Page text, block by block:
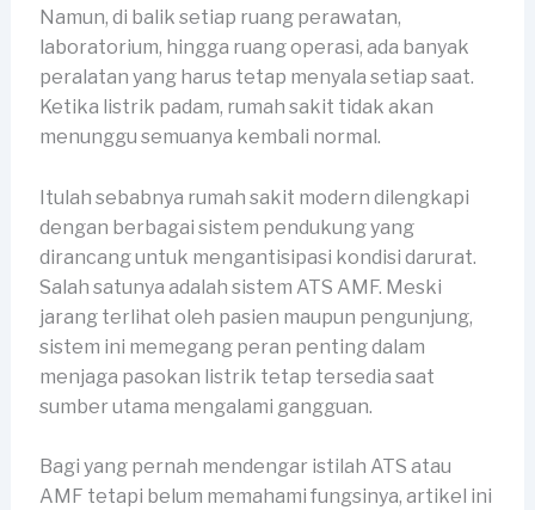
Namun, di balik setiap ruang perawatan,
laboratorium, hingga ruang operasi, ada banyak
peralatan yang harus tetap menyala setiap saat.
Ketika listrik padam, rumah sakit tidak akan
menunggu semuanya kembali normal.
Itulah sebabnya rumah sakit modern dilengkapi
dengan berbagai sistem pendukung yang
dirancang untuk mengantisipasi kondisi darurat.
Salah satunya adalah sistem ATS AMF. Meski
jarang terlihat oleh pasien maupun pengunjung,
sistem ini memegang peran penting dalam
menjaga pasokan listrik tetap tersedia saat
sumber utama mengalami gangguan.
Bagi yang pernah mendengar istilah ATS atau
AMF tetapi belum memahami fungsinya, artikel ini